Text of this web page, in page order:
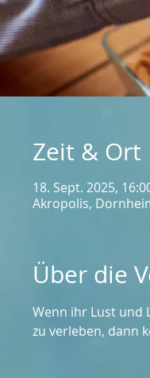
Zeit & Ort
18. Sept. 2025,
Akropolis,
Über die
Wenn ihr Lust und
zu verleben, dann